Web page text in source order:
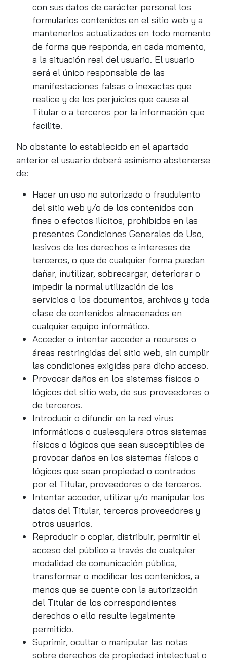
con sus datos de carácter personal los
formularios contenidos en el sitio web y a
mantenerlos actualizados en todo momento
de forma que responda, en cada momento,
a la situación real del usuario. El usuario
será el único responsable de las
manifestaciones falsas o inexactas que
realice y de los perjuicios que cause al
Titular o a terceros por la información que
facilite.
No obstante lo establecido en el apartado
anterior el usuario deberá asimismo abstenerse
de:
Hacer un uso no autorizado o fraudulento
del sitio web y/o de los contenidos con
fines o efectos ilícitos, prohibidos en las
presentes Condiciones Generales de Uso,
lesivos de los derechos e intereses de
terceros, o que de cualquier forma puedan
dañar, inutilizar, sobrecargar, deteriorar o
impedir la normal utilización de los
servicios o los documentos, archivos y toda
clase de contenidos almacenados en
cualquier equipo informático.
Acceder o intentar acceder a recursos o
áreas restringidas del sitio web, sin cumplir
las condiciones exigidas para dicho acceso.
Provocar daños en los sistemas físicos o
lógicos del sitio web, de sus proveedores o
de terceros.
Introducir o difundir en la red virus
informáticos o cualesquiera otros sistemas
físicos o lógicos que sean susceptibles de
provocar daños en los sistemas físicos o
lógicos que sean propiedad o contrados
por el Titular, proveedores o de terceros.
Intentar acceder, utilizar y/o manipular los
datos del Titular, terceros proveedores y
otros usuarios.
Reproducir o copiar, distribuir, permitir el
acceso del público a través de cualquier
modalidad de comunicación pública,
transformar o modificar los contenidos, a
menos que se cuente con la autorización
del Titular de los correspondientes
derechos o ello resulte legalmente
permitido.
Suprimir, ocultar o manipular las notas
sobre derechos de propiedad intelectual o